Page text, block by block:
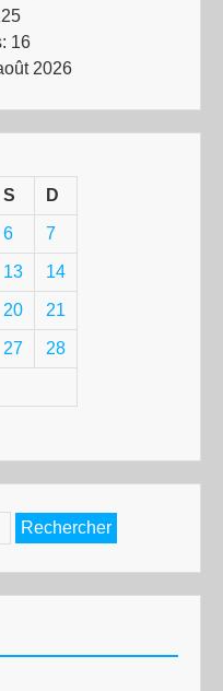
16
2026
S D
6 7
13 14
20 21
27 28